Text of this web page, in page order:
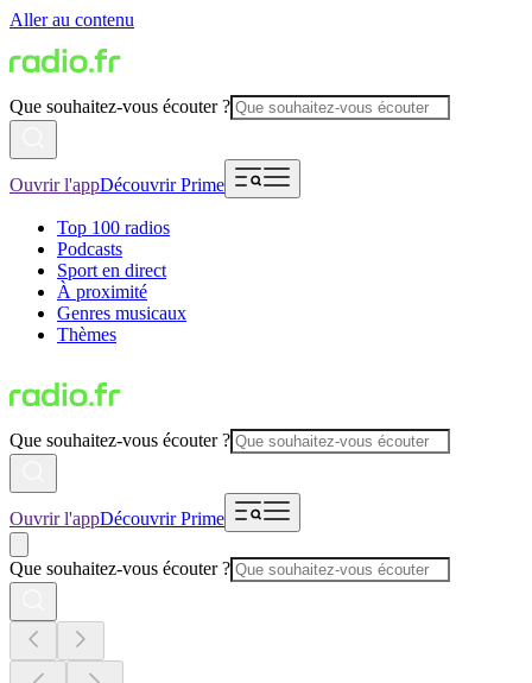
Aller au contenu
Que souhaitez-vous écouter ?
Ouvrir l'appDécouvrir Prime
Top 100 radios
Podcasts
Sport en direct
À proximité
Genres musicaux
Thèmes
Que souhaitez-vous écouter ?
Ouvrir l'appDécouvrir Prime
Que souhaitez-vous écouter ?